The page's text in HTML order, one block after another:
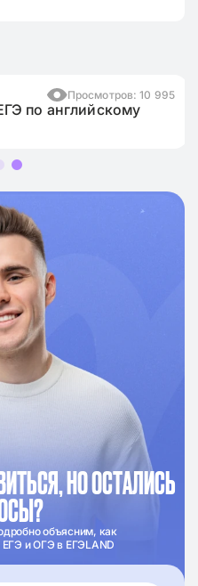
НО ОСТАЛИСЬ
объясним, как
ЕГЭ и ОГЭ в ЕГЭLAND
Просмотров: 10 995
по английскому